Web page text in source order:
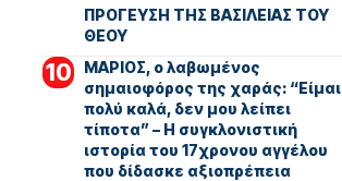
ΠΡΟΓΕΥΣΗ ΤΗΣ ΒΑΣΙΛΕΙΑΣ ΤΟΥ
ΘΕΟΥ
ΜΑΡΙΟΣ, ο λαβωμένος
σημαιοφόρος της χαράς: “Είμαι
πολύ καλά, δεν μου λείπει
τίποτα” – Η συγκλονιστική
ιστορία του 17χρονου αγγέλου
που δίδασκε αξιοπρέπεια